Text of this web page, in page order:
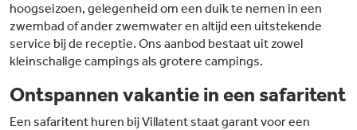
hoogseizoen, gelegenheid om een duik te nemen in een
zwembad of ander zwemwater en altijd een uitstekende
service bij de receptie. Ons aanbod bestaat uit zowel
kleinschalige campings als grotere campings.
Ontspannen vakantie in een safaritent
Een safaritent huren bij Villatent staat garant voor een